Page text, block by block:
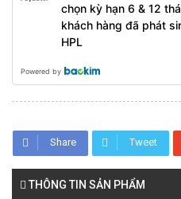
chọn kỳ hạn 6 & 12
khách hàng đã phát
HPL
Powered by
Share Tweet
THÔNG TIN SẢN PHẨM